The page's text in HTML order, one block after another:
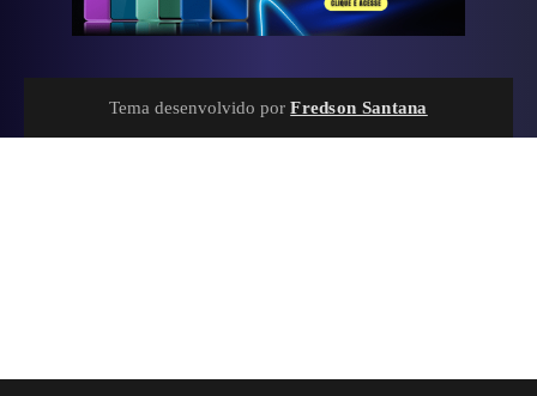
Tema desenvolvido por Fredson Santana